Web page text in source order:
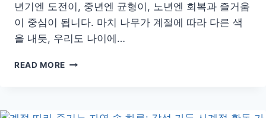
년기엔 도전이, 중년엔 균형이, 노년엔 회복과 즐거움
이 중심이 됩니다. 마치 나무가 계절에 따라 다른 색
을 내듯, 우리도 나이에…
READ MORE